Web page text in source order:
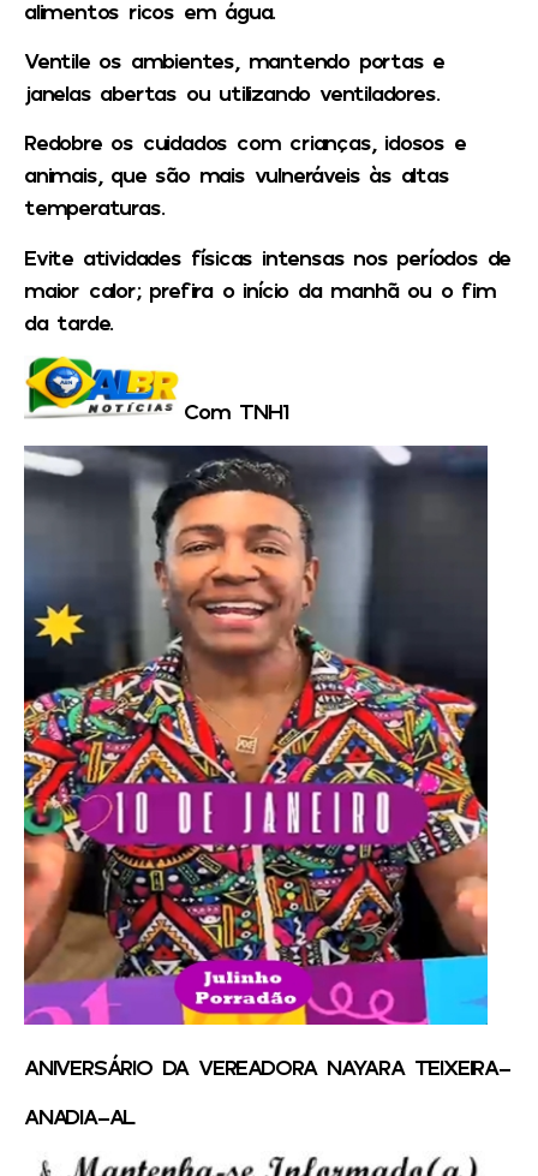
alimentos ricos em água.
Ventile os ambientes, mantendo portas e
janelas abertas ou utilizando ventiladores.
Redobre os cuidados com crianças, idosos e
animais, que são mais vulneráveis às altas
temperaturas.
Evite atividades físicas intensas nos períodos de
maior calor; prefira o início da manhã ou o fim
da tarde.
Com TNH1
ANIVERSÁRIO DA VEREADORA NAYARA TEIXEIRA-
ANADIA-AL